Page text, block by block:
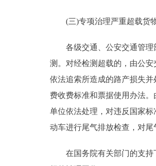
(三)专项治理严重超载货物
各级交通、公安交通管理部
测。对经检测超载的，由公
依法追索所造成的路产损失
费收费标准和票据使用办法
单位依法处理，对违反国家
动车进行尾气排放检查，对
在国务院有关部门的支持下